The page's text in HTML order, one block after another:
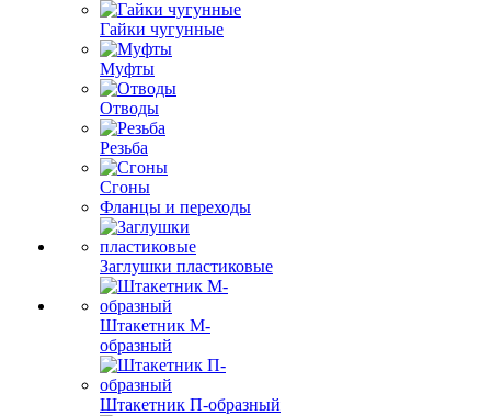
Гайки чугунные
Муфты
Отводы
Резьба
Сгоны
Фланцы и переходы
Заглушки пластиковые
Штакетник М-
образный
Штакетник П-образный